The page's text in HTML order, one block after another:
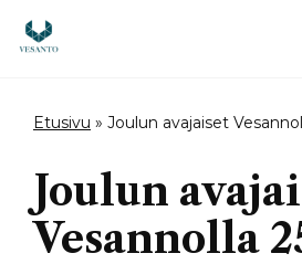
sisältöön
Etusivu » Joulun avajaiset
Joulun
Vesannolla